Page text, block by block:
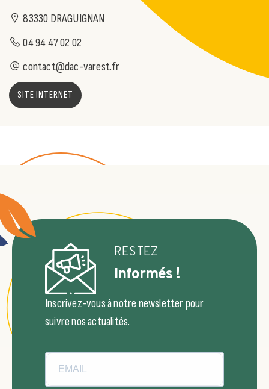
83330 DRAGUIGNAN
04 94 47 02 02
contact@dac-varest.fr
SITE INTERNET
RESTEZ
Informés !
Inscrivez-vous à notre newsletter pour
suivre nos actualités.